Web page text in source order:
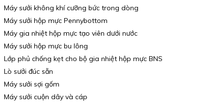
Máy sưởi không khí cưỡng bức trong dòng
Máy sưởi hộp mực Pennybottom
Máy gia nhiệt hộp mực tạo viên dưới nước
Máy sưởi hộp mực bu lông
Lớp phủ chống kẹt cho bộ gia nhiệt hộp mực BNS
Lò sưởi đúc sẵn
Máy sưởi sợi gốm
Máy sưởi cuộn dây và cáp